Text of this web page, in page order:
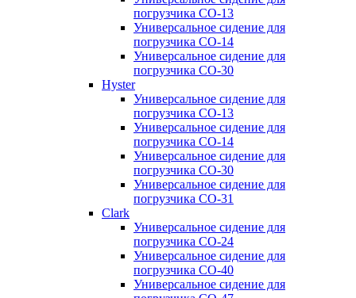
погрузчика CO-13
Универсальное сидение для
погрузчика CO-14
Универсальное сидение для
погрузчика CO-30
Hyster
Универсальное сидение для
погрузчика CO-13
Универсальное сидение для
погрузчика CO-14
Универсальное сидение для
погрузчика CO-30
Универсальное сидение для
погрузчика CO-31
Clark
Универсальное сидение для
погрузчика CO-24
Универсальное сидение для
погрузчика CO-40
Универсальное сидение для